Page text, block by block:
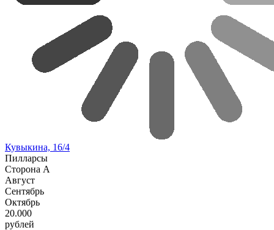
Кувыкина, 16/4
Пилларсы
Сторона А
Август
Сентябрь
Октябрь
20.000
рублей